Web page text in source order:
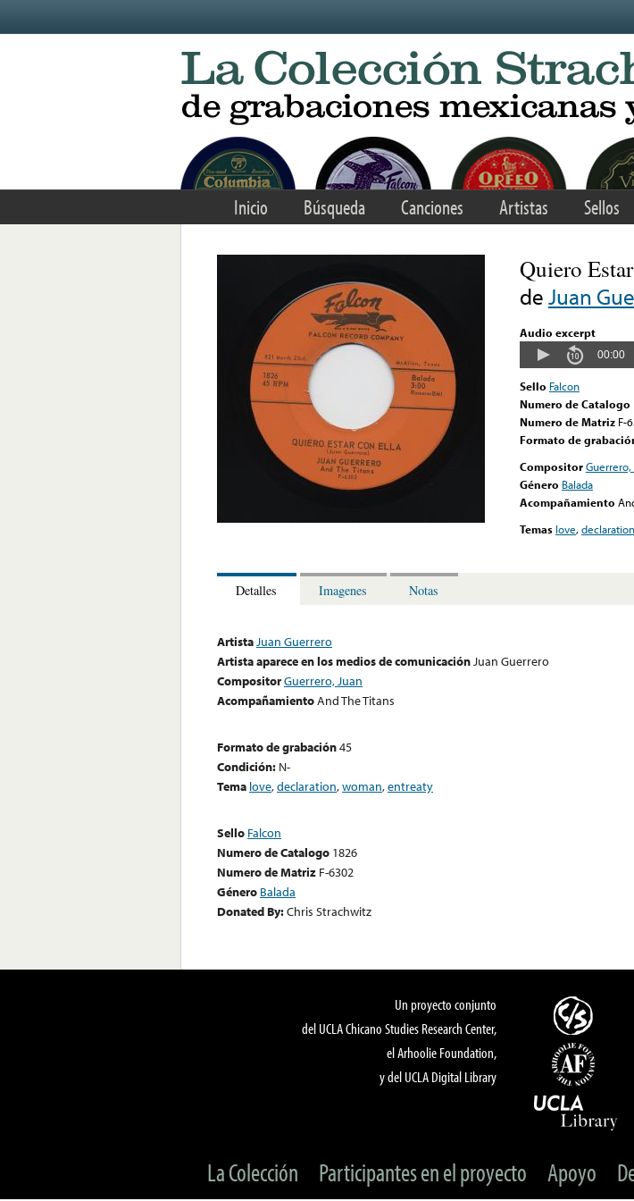
Inicio Búsqueda Canciones Artistas Sellos
Quiero
deJuan
Audio excerpt
00:00
Sello Falcon
Numero de Catalogo
Numero de Matriz F-
Formato de
CompositorGuerrero,
Género Balada
Acompañamiento
Temas love,declaration
Detalles Imagenes Notas
ArtistaJuan Guerrero
Artista aparece en los medios de comunicaciónJuan Guerrero
CompositorGuerrero, Juan
AcompañamientoAnd The Titans
Formato de grabación45
Condición: N-
Tema love,declaration,woman,entreaty
Sello Falcon
Numero de Catalogo 1826
Numero de Matriz F-6302
Género Balada
Donated By:Chris Strachwitz
Un proyecto conjunto
del UCLA Chicano Studies Research Center,
el Arhoolie Foundation,
y del UCLA Digital Library
La Colección Participantes en el proyecto Apoyo